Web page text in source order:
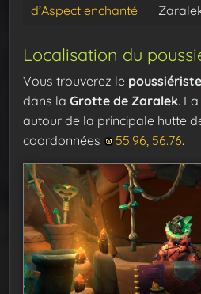
d’Aspect enchanté
Localisation du
Vous trouverez le
dans la Grotte de Zaralek.
autour de la principale hutte
coordonnées
55.96, 56.76.